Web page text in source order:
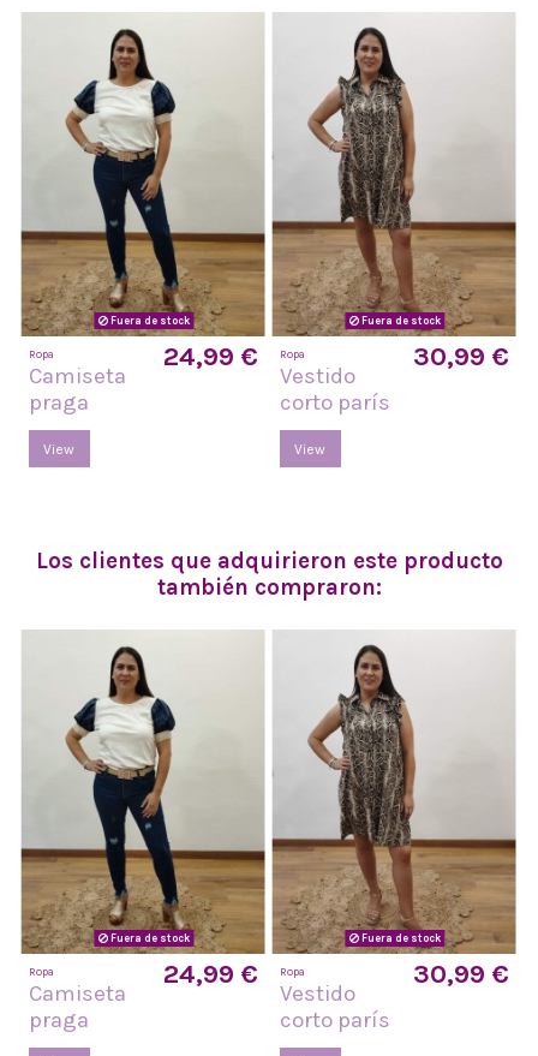
Fuera de stock
Ropa
Camiseta
praga
24,99 €
View
Fuera de stock
Ropa
Vestido
corto parís
30,99 €
View
Los clientes que adquirieron este producto
también compraron:
Fuera de stock
Ropa
Camiseta
praga
24,99 €
Fuera de stock
Ropa
Vestido
corto parís
30,99 €